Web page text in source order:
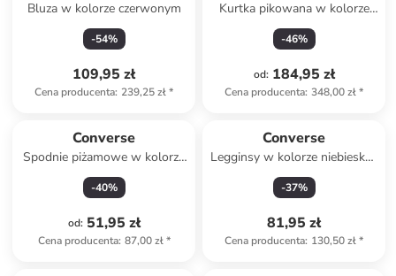
Bluza w kolorze czerwonym
-54%
109,95 zł
Cena producenta: 239,25 zł*
Kurtka pikowana w kolorze
czarnym
-46%
od: 184,95 zł
Cena producenta: 348,00 zł*
Converse
Spodnie piżamowe w kolorze
khaki
-40%
od: 51,95 zł
Cena producenta: 87,00 zł*
Converse
Legginsy w kolorze niebiesko-
fioletowym
-37%
81,95 zł
Cena producenta: 130,50 zł*